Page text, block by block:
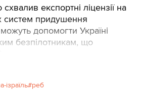
експортні ліцензії на
придушення
можуть допомогти Україні
безпілотникам, що
ізраїль реб